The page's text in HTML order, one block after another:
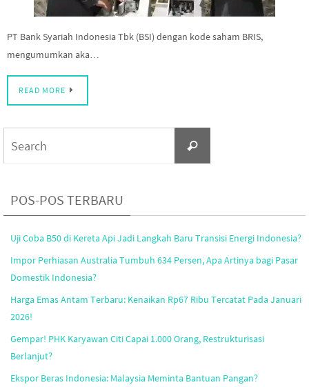
PT Bank Syariah Indonesia Tbk (BSI) dengan kode saham BRIS,
mengumumkan aka…
READ MORE
Search
POS-POS TERBARU
Uji Coba B50 di Kereta Api Jadi Langkah Baru Transisi Energi Indonesia?
Impor Perhiasan Australia Tumbuh 634 Persen, Apa Artinya bagi Pasar
Domestik Indonesia?
Harga Emas Antam Terbaru: Kenaikan Rp67 Ribu Tercatat Pada Januari
2026!
Gempar! PHK Karyawan Citi Capai 1.000 Orang, Restrukturisasi
Berlanjut?
Ekspor Beras Indonesia: Malaysia Meminta Bantuan Pangan?